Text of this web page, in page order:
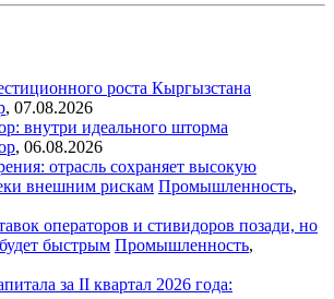
роста Кыргызстана
, 07.08.2026
внутри идеального шторма
, 06.08.2026
отрасль сохраняет высокую
внешним рискам Промышленность,
операторов и стивидоров позади, но
быстрым Промышленность,
за II квартал 2026 года: